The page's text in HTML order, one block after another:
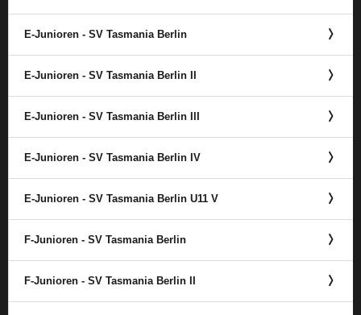
E-Junioren - SV Tasmania Berlin
E-Junioren - SV Tasmania Berlin II
E-Junioren - SV Tasmania Berlin III
E-Junioren - SV Tasmania Berlin IV
E-Junioren - SV Tasmania Berlin U11 V
F-Junioren - SV Tasmania Berlin
F-Junioren - SV Tasmania Berlin II